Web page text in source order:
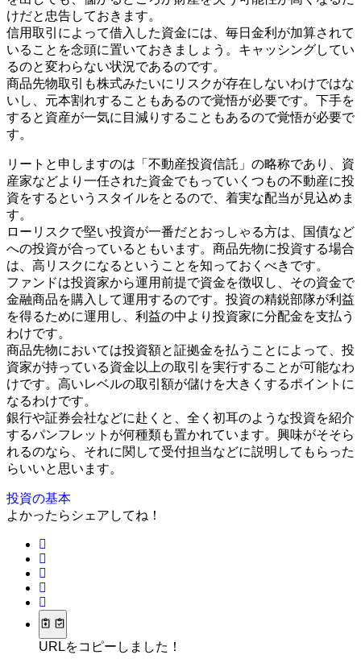
けだと忠告しておきます。
信用取引によって借入した資金には、毎日金利が加算されて
いることを念頭に置いておきましょう。キャッシングしてい
るのと変わらない状況であるのです。
商品先物取引も株式みたいにリスクが存在しないわけではな
いし、元本割れすることもあるので覚悟が必要です。下手を
すると資産が一気に目減りすることもあるので覚悟が必要で
す。
リートと申しますのは「不動産投資信託」の略称であり、資
産家などより一任された資金でもっていくつもの不動産に投
資をするというスタイルをとるので、着実な配当が見込めま
す。
ローリスクで堅い投資が一番だとおっしゃる方は、国債など
への投資が合っているともいます。商品先物に投資する場合
は、高リスクになるということを知っておくべきです。
ファンドは投資家から運用前提で資金を徴収し、その資金で
金融商品を購入して運用するのです。投資の精鋭部隊が利益
を得るために運用し、利益の中より投資家に分配金を支払う
わけです。
商品先物においては投資額と証拠金を払うことによって、投
資家が持っている資金以上の取引を実行することが可能なわ
けです。高いレベルの取引額が儲けを大きくするポイントに
なるわけです。
銀行や証券会社などに赴くと、全く初耳のような投資を紹介
するパンフレットが何種類も置かれています。興味がそそら
れるのなら、それに関して受付担当などに説明してもらった
らいいと思います。
投資の基本
よかったらシェアしてね！
URLをコピーしました！